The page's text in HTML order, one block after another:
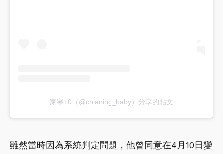
家寧+0（@chianing_baby）分享的貼文
雖然當時因為系統判定問題，他曾同意在4月10日變